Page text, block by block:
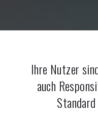
Ihre Nutzer
auch